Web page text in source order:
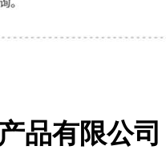
品有限公司